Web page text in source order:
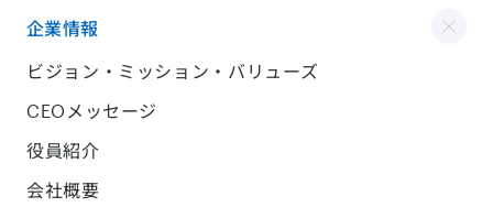
企業情報
ビジョン・ミッション・バリューズ
CEOメッセージ
役員紹介
会社概要